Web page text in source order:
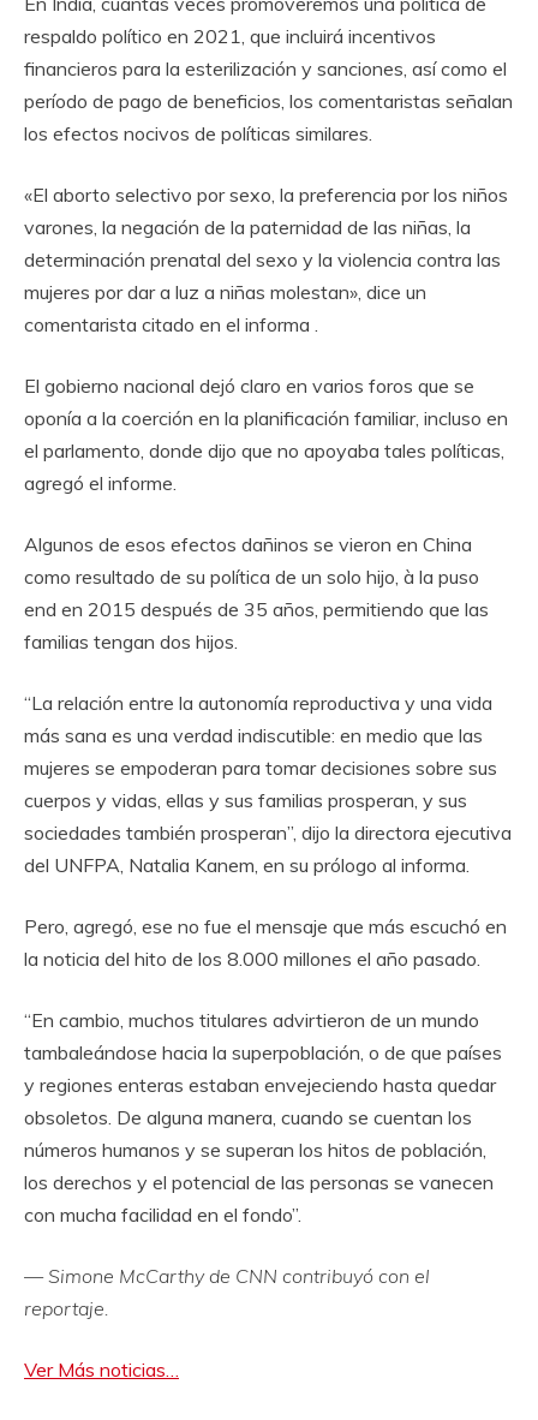
respaldo político en 2021, que incluirá incentivos
financieros para la esterilización y sanciones, así como el
período de pago de beneficios, los comentaristas señalan
los efectos nocivos de políticas similares.
«El aborto selectivo por sexo, la preferencia por los niños
varones, la negación de la paternidad de las niñas, la
determinación prenatal del sexo y la violencia contra las
mujeres por dar a luz a niñas molestan», dice un
comentarista citado en el informa .
El gobierno nacional dejó claro en varios foros que se
oponía a la coerción en la planificación familiar, incluso en
el parlamento, donde dijo que no apoyaba tales políticas,
agregó el informe.
Algunos de esos efectos dañinos se vieron en China
como resultado de su política de un solo hijo, à la puso
end en 2015 después de 35 años, permitiendo que las
familias tengan dos hijos.
“La relación entre la autonomía reproductiva y una vida
más sana es una verdad indiscutible: en medio que las
mujeres se empoderan para tomar decisiones sobre sus
cuerpos y vidas, ellas y sus familias prosperan, y sus
sociedades también prosperan”, dijo la directora ejecutiva
del UNFPA, Natalia Kanem, en su prólogo al informa.
Pero, agregó, ese no fue el mensaje que más escuchó en
la noticia del hito de los 8.000 millones el año pasado.
“En cambio, muchos titulares advirtieron de un mundo
tambaleándose hacia la superpoblación, o de que países
y regiones enteras estaban envejeciendo hasta quedar
obsoletos. De alguna manera, cuando se cuentan los
números humanos y se superan los hitos de población,
los derechos y el potencial de las personas se vanecen
con mucha facilidad en el fondo”.
— Simone McCarthy de CNN contribuyó con el
reportaje.
Ver Más noticias…